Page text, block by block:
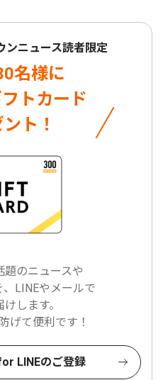
ンニュース読者限定
名様に
トカード
ト！
題のニュースや
LINEやメールで
します。
げて便利です！
LINEのご登録